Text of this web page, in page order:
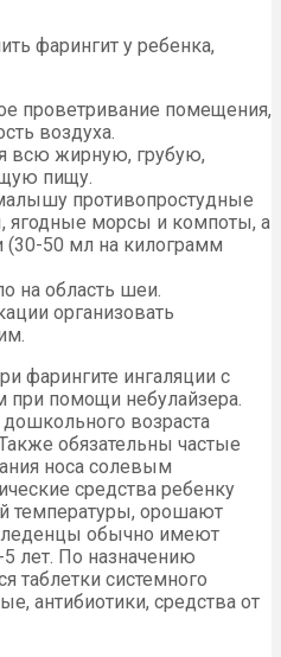
фарингит у ребенка,
проветривание помещения,
воздуха.
всю жирную, грубую,
пищу.
противопростудные
ягодные морсы и компоты, а
(30-50 мл на килограмм
на область шеи.
организовать
фарингите ингаляции с
при помощи небулайзера.
возраста
обязательны частые
носа солевым
средства ребенку
температуры, орошают
леденцы обычно имеют
5 лет. По назначению
таблетки системного
антибиотики, средства от